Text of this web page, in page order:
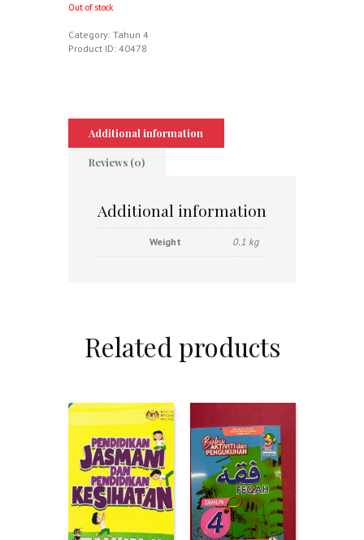
Out of stock
Category: Tahun 4
Product ID: 40478
Additional information
Reviews (0)
Additional information
Weight 0.1 kg
Related products